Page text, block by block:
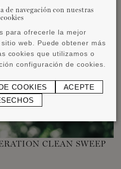
CLEAN SWEEP
de navegación con nuestras
cookies
para ofrecerle la mejor
web. Puede obtener más
cookies que utilizamos o
configuración de cookies.
COOKIES
ACEPTE